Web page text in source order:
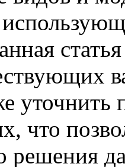
статья
что
решения